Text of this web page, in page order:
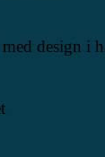
design i